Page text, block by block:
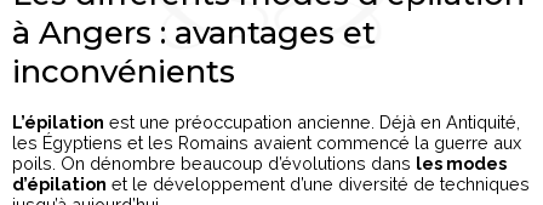
à Angers : avantages et
inconvénients
L’épilation est une préoccupation ancienne. Déjà en Antiquité,
les Égyptiens et les Romains avaient commencé la guerre aux
poils. On dénombre beaucoup d’évolutions dans les modes
d’épilation et le développement d’une diversité de techniques